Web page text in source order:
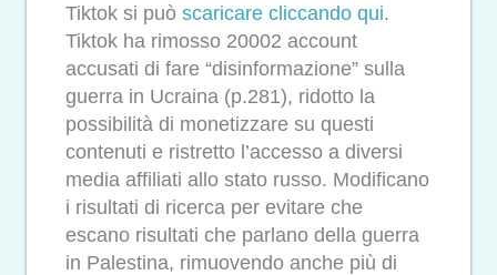
Tiktok si può scaricare cliccando qui.
Tiktok ha rimosso 20002 account
accusati di fare “disinformazione” sulla
guerra in Ucraina (p.281), ridotto la
possibilità di monetizzare su questi
contenuti e ristretto l’accesso a diversi
media affiliati allo stato russo. Modificano
i risultati di ricerca per evitare che
escano risultati che parlano della guerra
in Palestina, rimuovendo anche più di